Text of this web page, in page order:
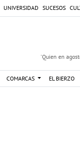
UNIVERSIDAD SUCESOS
'Quien en
COMARCAS EL BIERZO